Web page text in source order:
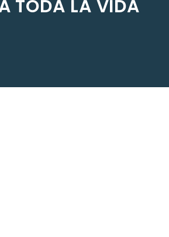
TODA LA VIDA